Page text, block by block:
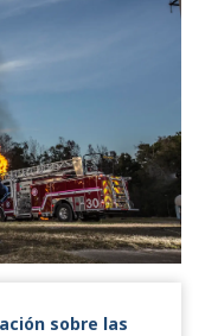
sobre las